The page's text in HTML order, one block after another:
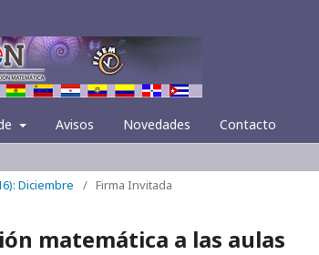
Avisos Novedades Contacto
Diciembre / Firma Invitada
matemática a las aulas